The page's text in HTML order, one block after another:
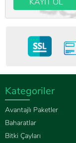
Kategoriler
Avantajlı Paketler
Baharatlar
Bitki Çayları